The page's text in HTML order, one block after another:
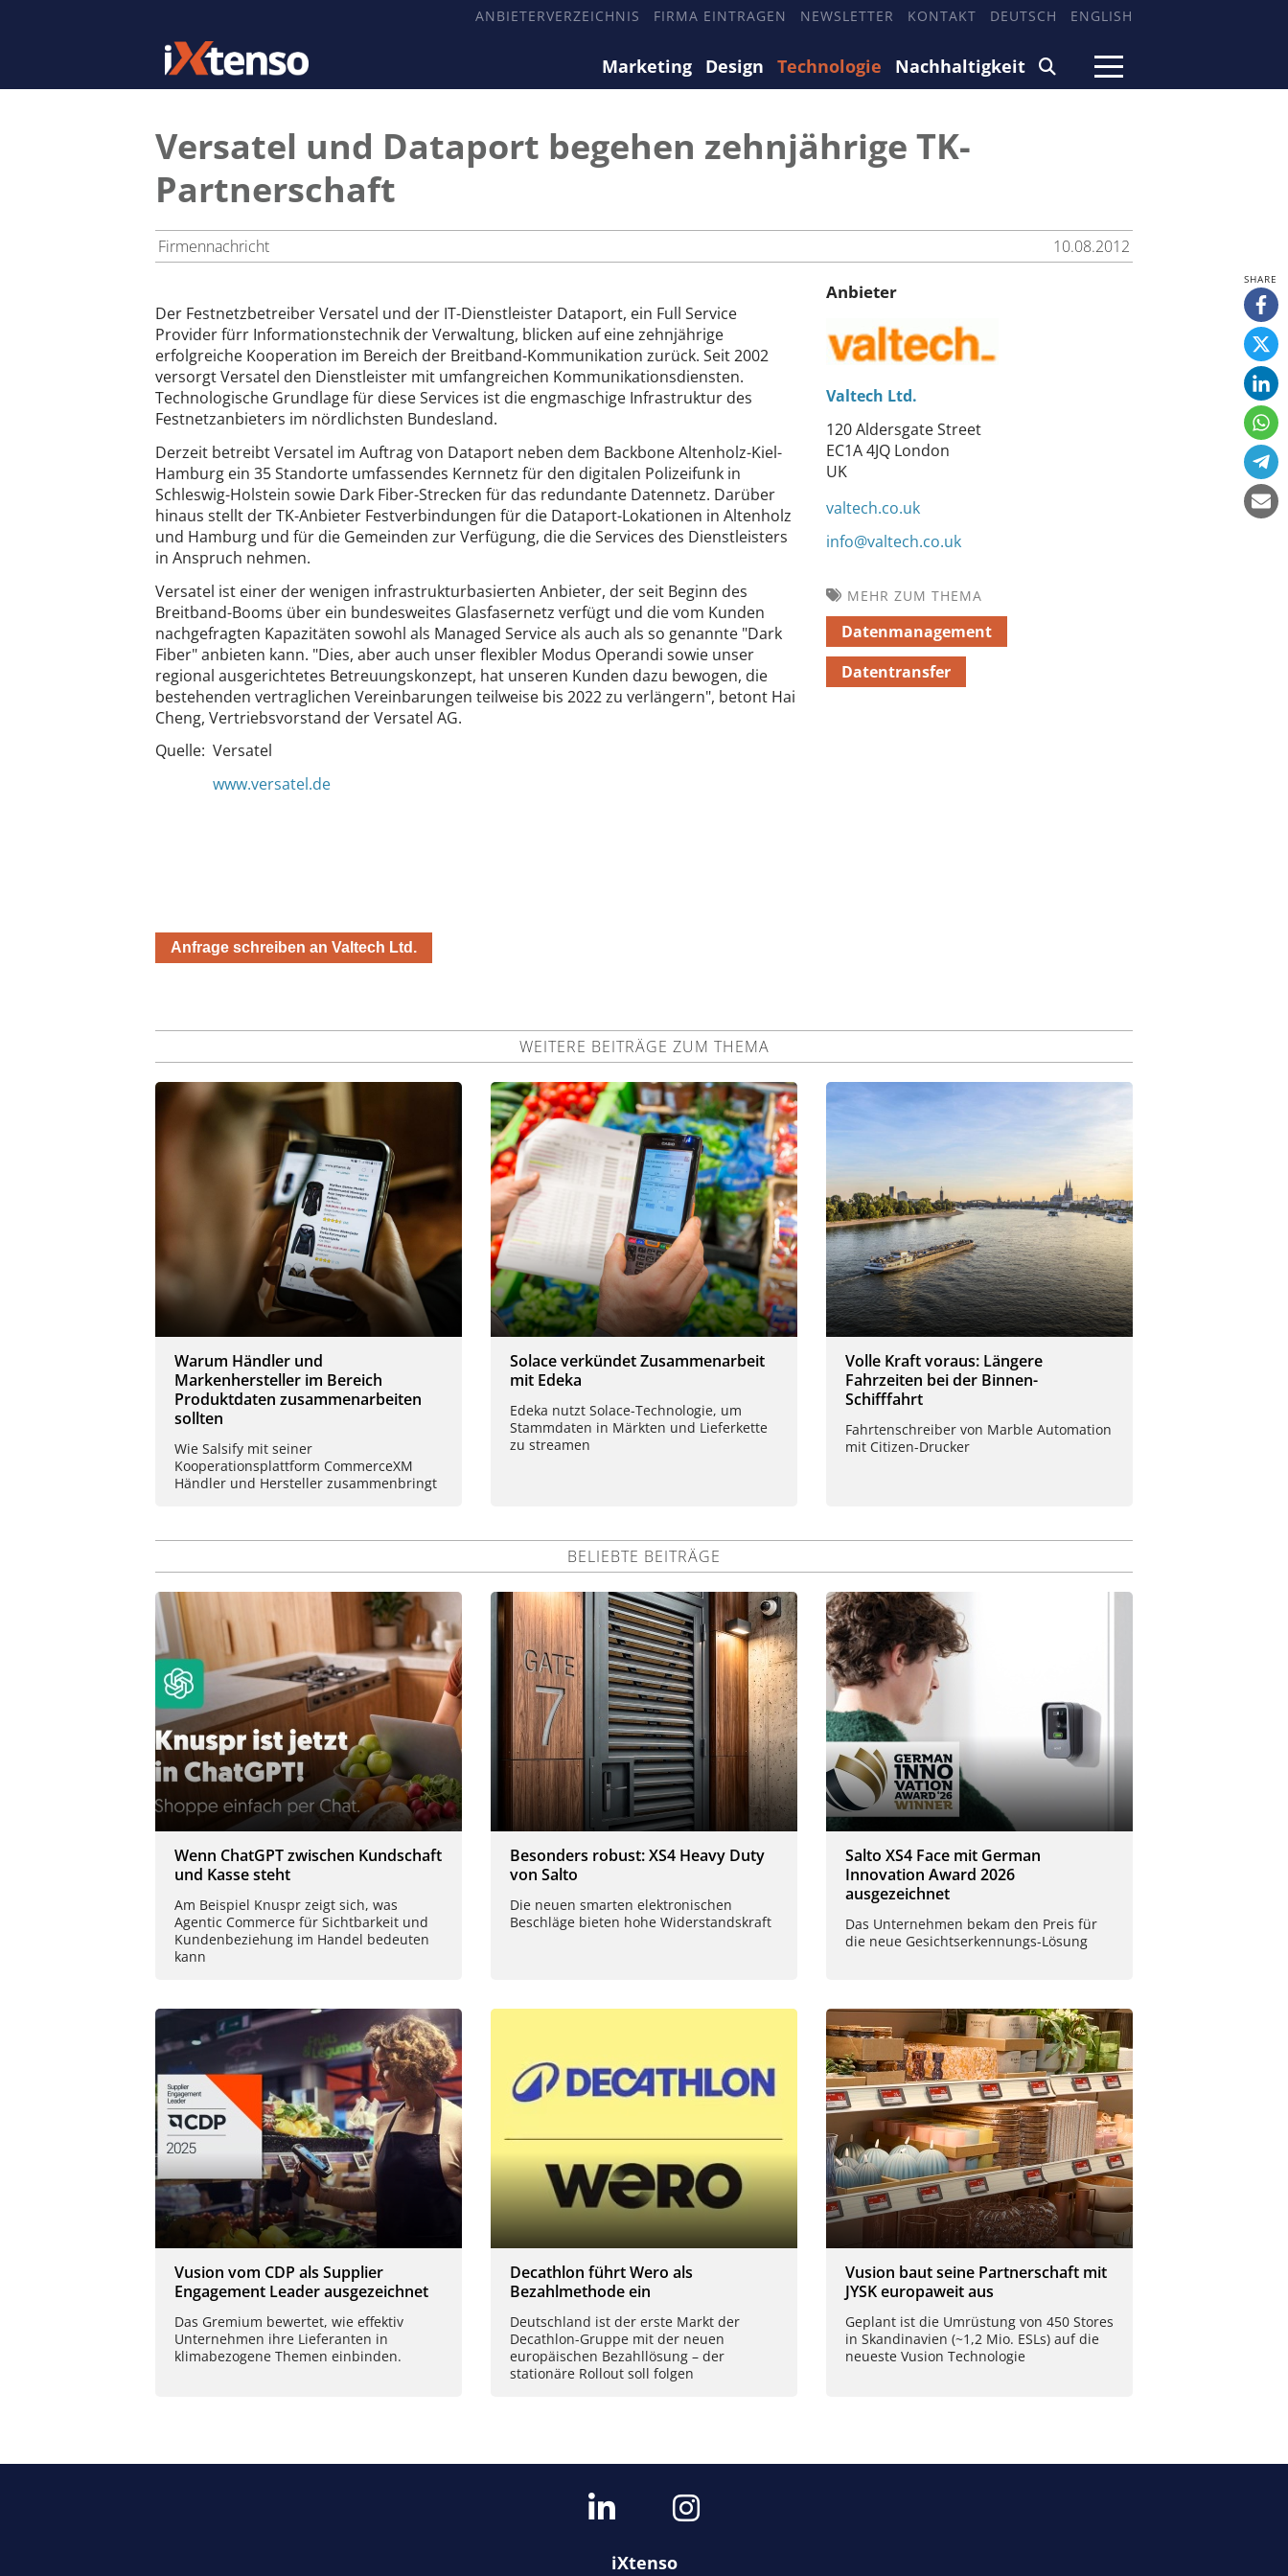
ANBIETERVERZEICHNIS FIRMA EINTRAGEN NEWSLETTER KONTAKT DEUTSCH ENGLISH
Marketing Design Technologie Nachhaltigkeit
Versatel und Dataport begehen zehnjährige TK-
Partnerschaft
Firmennachricht 10.08.2012
Der Festnetzbetreiber Versatel und der IT-Dienstleister Dataport, ein Full Service
Provider fürr Informationstechnik der Verwaltung, blicken auf eine zehnjährige
erfolgreiche Kooperation im Bereich der Breitband-Kommunikation zurück. Seit 2002
versorgt Versatel den Dienstleister mit umfangreichen Kommunikationsdiensten.
Technologische Grundlage für diese Services ist die engmaschige Infrastruktur des
Festnetzanbieters im nördlichsten Bundesland.
Derzeit betreibt Versatel im Auftrag von Dataport neben dem Backbone Altenholz-Kiel-
Hamburg ein 35 Standorte umfassendes Kernnetz für den digitalen Polizeifunk in
Schleswig-Holstein sowie Dark Fiber-Strecken für das redundante Datennetz. Darüber
hinaus stellt der TK-Anbieter Festverbindungen für die Dataport-Lokationen in Altenholz
und Hamburg und für die Gemeinden zur Verfügung, die die Services des Dienstleisters
in Anspruch nehmen.
Versatel ist einer der wenigen infrastrukturbasierten Anbieter, der seit Beginn des
Breitband-Booms über ein bundesweites Glasfasernetz verfügt und die vom Kunden
nachgefragten Kapazitäten sowohl als Managed Service als auch als so genannte "Dark
Fiber" anbieten kann. "Dies, aber auch unser flexibler Modus Operandi sowie unser
regional ausgerichtetes Betreuungskonzept, hat unseren Kunden dazu bewogen, die
bestehenden vertraglichen Vereinbarungen teilweise bis 2022 zu verlängern", betont Hai
Cheng, Vertriebsvorstand der Versatel AG.
Quelle: Versatel
www.versatel.de
Anfrage schreiben an Valtech Ltd.
Anbieter
Valtech Ltd.
120 Aldersgate Street
EC1A 4JQ London
UK
valtech.co.uk
info@valtech.co.uk
MEHR ZUM THEMA
Datenmanagement
Datentransfer
WEITERE BEITRÄGE ZUM THEMA
Warum Händler und
Markenhersteller im Bereich
Produktdaten zusammenarbeiten
sollten
Wie Salsify mit seiner
Kooperationsplattform CommerceXM
Händler und Hersteller zusammenbringt
Solace verkündet Zusammenarbeit
mit Edeka
Edeka nutzt Solace-Technologie, um
Stammdaten in Märkten und Lieferkette
zu streamen
Volle Kraft voraus: Längere
Fahrzeiten bei der Binnen-
Schifffahrt
Fahrtenschreiber von Marble Automation
mit Citizen-Drucker
BELIEBTE BEITRÄGE
Wenn ChatGPT zwischen Kundschaft
und Kasse steht
Am Beispiel Knuspr zeigt sich, was
Agentic Commerce für Sichtbarkeit und
Kundenbeziehung im Handel bedeuten
kann
Besonders robust: XS4 Heavy Duty
von Salto
Die neuen smarten elektronischen
Beschläge bieten hohe Widerstandskraft
Salto XS4 Face mit German
Innovation Award 2026
ausgezeichnet
Das Unternehmen bekam den Preis für
die neue Gesichtserkennungs-Lösung
Vusion vom CDP als Supplier
Engagement Leader ausgezeichnet
Das Gremium bewertet, wie effektiv
Unternehmen ihre Lieferanten in
klimabezogene Themen einbinden.
Decathlon führt Wero als
Bezahlmethode ein
Deutschland ist der erste Markt der
Decathlon-Gruppe mit der neuen
europäischen Bezahllösung – der
stationäre Rollout soll folgen
Vusion baut seine Partnerschaft mit
JYSK europaweit aus
Geplant ist die Umrüstung von 450 Stores
in Skandinavien (~1,2 Mio. ESLs) auf die
neueste Vusion Technologie
iXtenso